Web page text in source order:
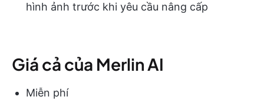
hình ảnh trước khi yêu cầu nâng cấp
Giá cả của Merlin AI
Miễn phí